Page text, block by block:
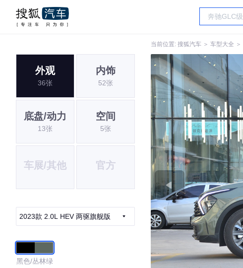
当前位置: 搜狐汽车 ＞ 车型大全 ＞
外观
36张
内饰
52张
底盘/动力
13张
空间
5张
车展/其他 官方
2023款 2.0L HEV 两驱旗舰版
黑色/丛林绿